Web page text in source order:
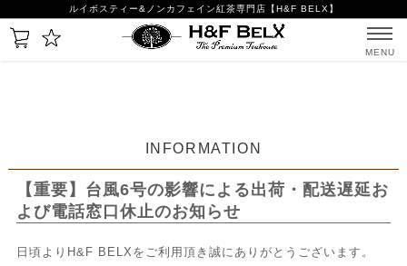
ルイボスティー&ノンカフェイン紅茶専門店【H&F BELX】
MENU
INFORMATION
【重要】台風6号の影響による出荷・配送遅延お
よび電話窓口休止のお知らせ
日頃よりH&F BELXをご利用頂き誠にありがとうございます。